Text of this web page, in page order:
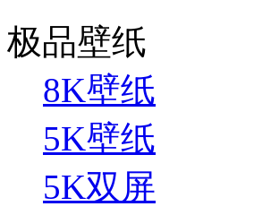
极品壁纸
8K壁纸
5K壁纸
5K双屏